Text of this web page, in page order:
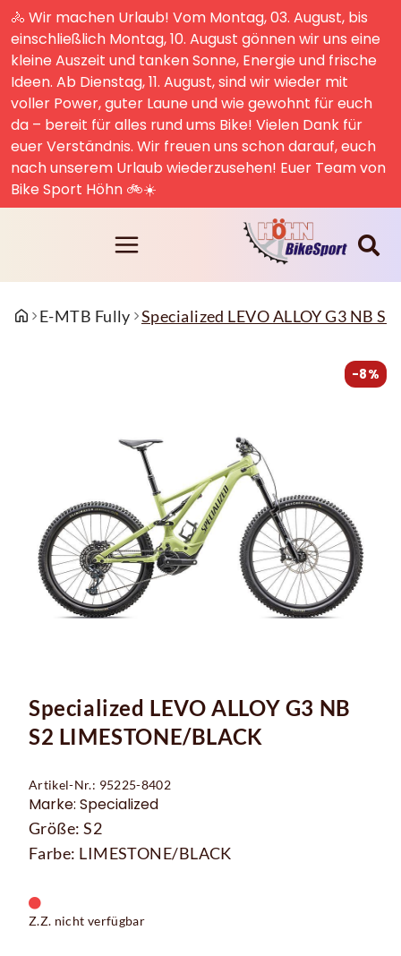
🚴 Wir machen Urlaub! Vom Montag, 03. August, bis
einschließlich Montag, 10. August gönnen wir uns eine
kleine Auszeit und tanken Sonne, Energie und frische
Ideen. Ab Dienstag, 11. August, sind wir wieder mit
voller Power, guter Laune und wie gewohnt für euch
da – bereit für alles rund ums Bike! Vielen Dank für
euer Verständnis. Wir freuen uns schon darauf, euch
nach unserem Urlaub wiederzusehen! Euer Team von
Bike Sport Höhn 🚲☀️
E-MTB Fully Specialized LEVO ALLOY G3 NB
-8%
Specialized LEVO ALLOY G3 NB
S2 LIMESTONE/BLACK
Artikel-Nr.: 95225-8402
Marke: Specialized
Größe: S2
Farbe: LIMESTONE/BLACK
Z.Z. nicht verfügbar